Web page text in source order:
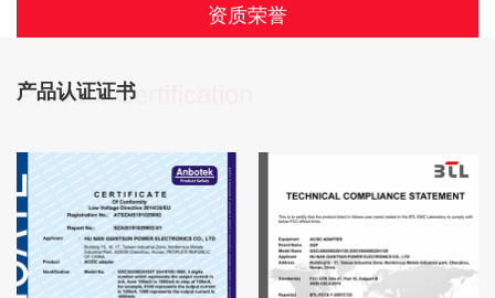
资质荣誉
Product Certification
产品认证证书